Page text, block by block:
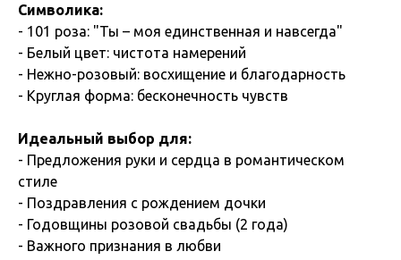
Символика:
- 101 роза: "Ты – моя единственная и навсегда"
- Белый цвет: чистота намерений
- Нежно-розовый: восхищение и благодарность
- Круглая форма: бесконечность чувств
Идеальный выбор для:
- Предложения руки и сердца в романтическом
стиле
- Поздравления с рождением дочки
- Годовщины розовой свадьбы (2 года)
- Важного признания в любви